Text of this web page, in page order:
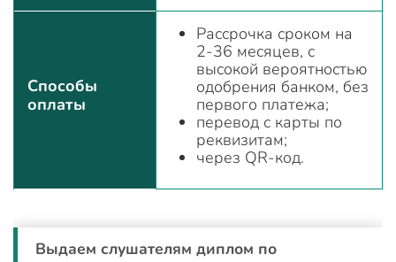
Способы
оплаты
Рассрочка сроком на
2-36 месяцев, с
высокой вероятностью
одобрения банком, без
первого платежа;
перевод с карты по
реквизитам;
через QR-код.
Выдаем слушателям диплом по